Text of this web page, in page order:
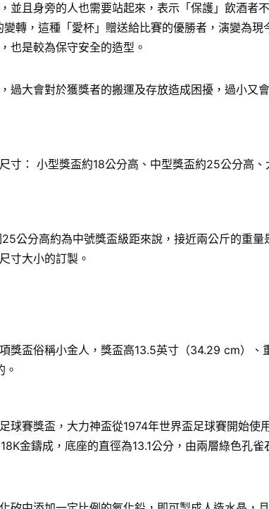
且身旁的人也需要站起來，表示「保護」飲酒者
，這種「愛杯」贈送給比賽的優勝者，演變為
也是較為保守安全的造型。
大會對於獲獎者的搬運及存放造成困擾，過小又
： 小型獎盃約18公分高、中型獎盃約25公分高
分高約為中號獎盃級距來說，接近兩公斤的重量
寸大小的訂製。
獎盃俗稱小金人，獎盃高13.5英寸（34.29 cm）
賽獎盃，大力神盃從1974年世界盃足球賽開始使
金鑄成，底座的直徑為13.1公分，由兩層綠色孔